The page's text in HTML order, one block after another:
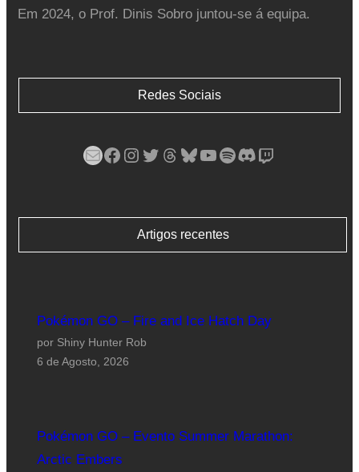
Em 2024, o Prof. Dinis Sobro juntou-se á equipa.
Redes Sociais
Mail Facebook Instagram Twitter Threads Bluesky YouTube Spotify Discord Twitch
Artigos recentes
Pokémon GO – Fire and Ice Hatch Day
por Shiny Hunter Rob
6 de Agosto, 2026
Pokémon GO – Evento Summer Marathon:
Arctic Embers